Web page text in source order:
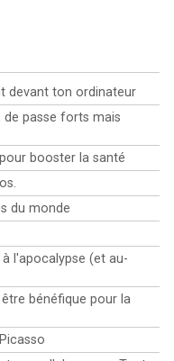
devant ton ordinateur
passe forts mais
booster la santé
du monde
l'apocalypse (et au-
bénéfique pour la